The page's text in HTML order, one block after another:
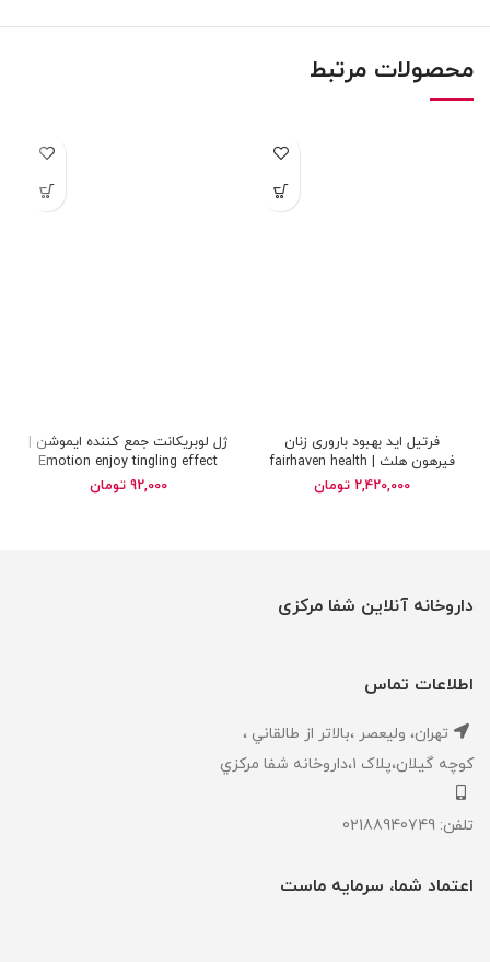
محصولات مرتبط
فرتیل اید بهبود باروری زنان
فیرهون هلث | fairhaven health
FertilAid for Women
2,420,000 تومان
ژل لوبریکانت جمع کننده ایموشن |
Emotion enjoy tingling effect
lubricant gel
92,000 تومان
داروخانه آنلاین شفا مرکزی
اطلاعات تماس
تهران، ‎وليعصر ،بالاتر از طالقاني ،
كوچه گيلان،پلاک ۱،داروخانه شفا مركزي
تلفن: 02188940749
اعتماد شما، سرمایه ماست